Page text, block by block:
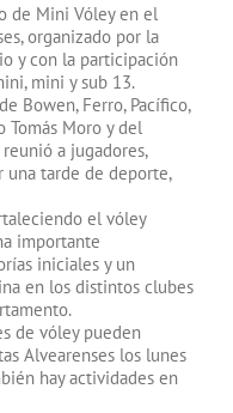
de Mini Vóley en el
organizado por la
y con la participación
mini y sub 13.
Bowen, Ferro, Pacífico,
Tomás Moro y del
a jugadores,
una tarde de deporte,
el vóley
importante
iniciales y un
en los distintos clubes
de vóley pueden
Alvearenses los lunes
hay actividades en